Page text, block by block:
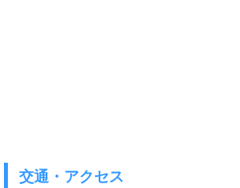
交通・アクセス